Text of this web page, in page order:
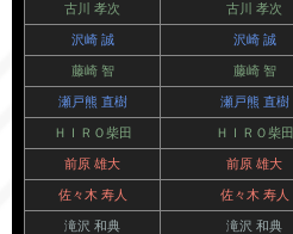
古川 孝次 古川 孝次
沢崎 誠 沢崎 誠
藤崎 智 藤崎 智
瀬戸熊 直樹 瀬戸熊 直樹
ＨＩＲＯ柴田 ＨＩＲＯ柴田
前原 雄大 前原 雄大
佐々木 寿人 佐々木 寿人
滝沢 和典 滝沢 和典